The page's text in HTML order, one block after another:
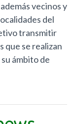
vecinos y
del
transmitir
que se realizan
ámbito de